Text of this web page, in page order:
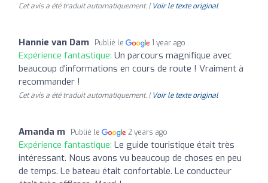
Cet avis a été traduit automatiquement. | Voir le texte original
Hannie van Dam Publié le 1 year ago
Expérience fantastique: Un parcours magnifique avec
beaucoup d'informations en cours de route ! Vraiment à
recommander !
Cet avis a été traduit automatiquement. | Voir le texte original
Amanda m Publié le 2 years ago
Expérience fantastique: Le guide touristique était très
intéressant. Nous avons vu beaucoup de choses en peu
de temps. Le bateau était confortable. Le conducteur